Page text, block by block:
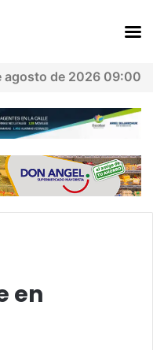
agosto de 2026 09:00
en